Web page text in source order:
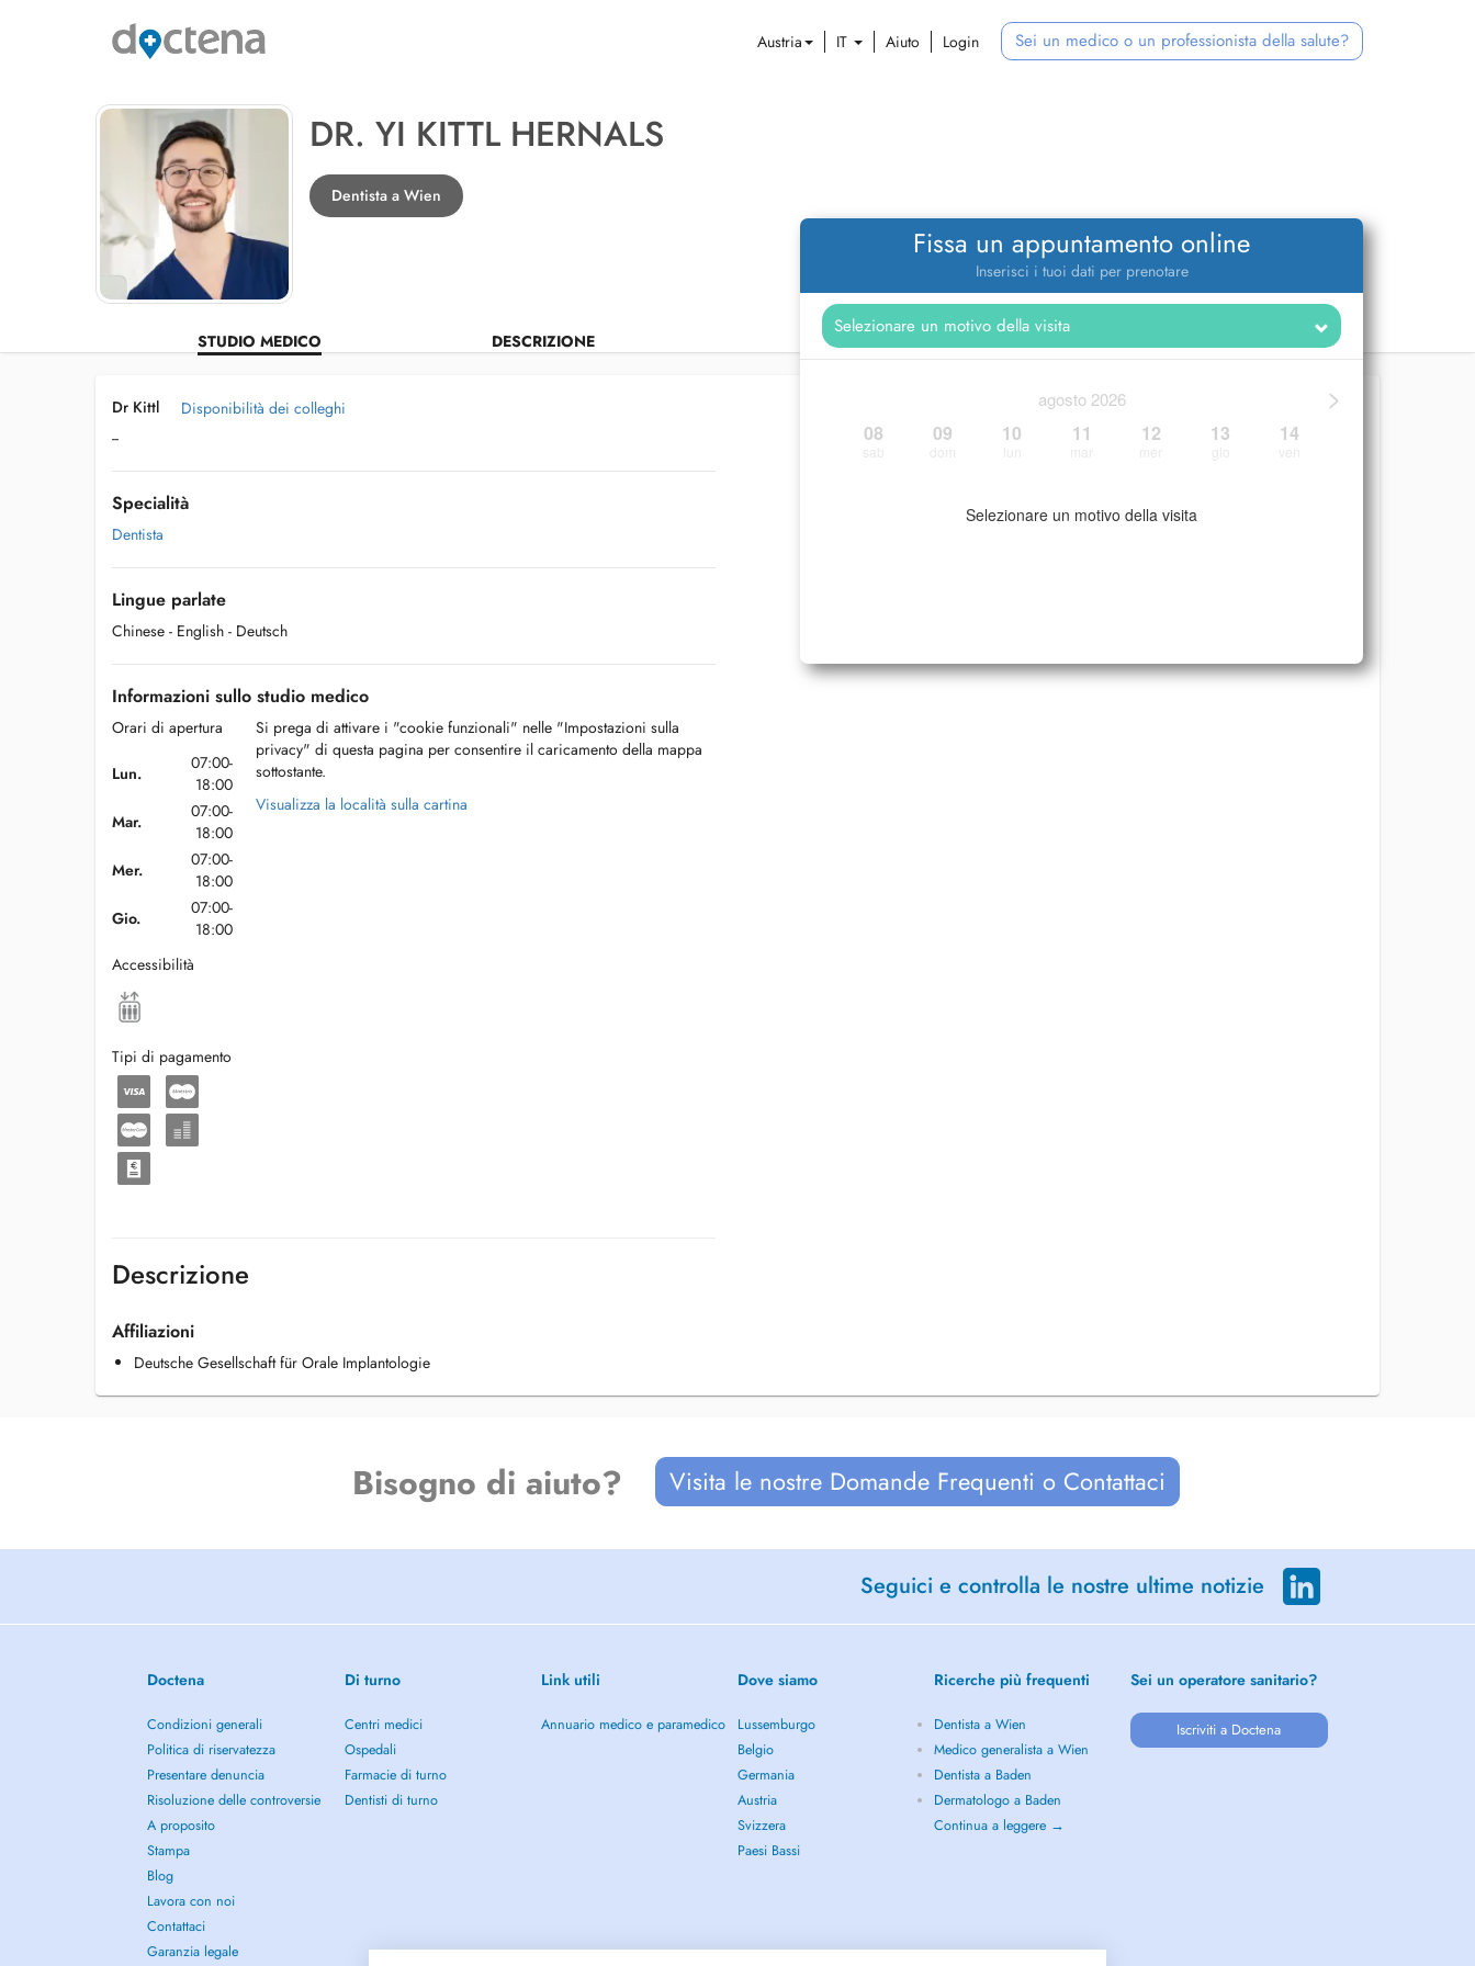
Austria IT Aiuto Login Sei un medico o un professionista della salute?
DR. YI KITTL HERNALS
Dentista a Wien
STUDIO MEDICO DESCRIZIONE
Fissa un appuntamento online
Inserisci i tuoi dati per prenotare
>
agosto 2026
08 09 10 11 12 13 14
Selezionare un motivo della visita
Dr Kittl
--
Disponibilità dei colleghi
Specialità
Dentista
Lingue parlate
Chinese - English - Deutsch
Informazioni sullo studio medico
Orari di apertura
Lun.
07:00-
18:00
Mar.
07:00-
18:00
Mer.
07:00-
18:00
Gio.
07:00-
18:00
Accessibilità
Tipi di pagamento
Si prega di attivare i "cookie funzionali" nelle "Impostazioni sulla
privacy" di questa pagina per consentire il caricamento della mappa
sottostante.
Visualizza la località sulla cartina
Descrizione
Affiliazioni
Deutsche Gesellschaft für Orale Implantologie
Bisogno di aiuto? Visita le nostre Domande Frequenti o Contattaci
Seguici e controlla le nostre ultime notizie
Doctena
Condizioni generali
Politica di riservatezza
Presentare denuncia
Risoluzione delle controversie
A proposito
Stampa
Blog
Lavora con noi
Contattaci
Garanzia legale
Di turno
Centri medici
Ospedali
Farmacie di turno
Dentisti di turno
Link utili
Annuario medico e paramedico
Dove siamo
Lussemburgo
Belgio
Germania
Austria
Svizzera
Paesi Bassi
Ricerche più frequenti
Dentista a Wien
Medico generalista a Wien
Dentista a Baden
Dermatologo a Baden
Continua a leggere →
Sei un operatore sanitario?
Iscriviti a Doctena